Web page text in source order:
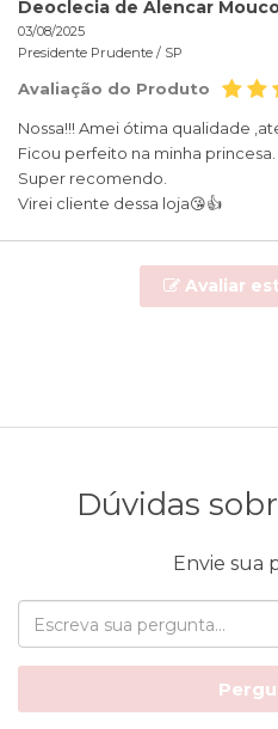
Deoclecia de Alencar
03/08/2025
Presidente Prudente / SP
Avaliação do Produto
Nossa!!! Amei ótima qualidade
Ficou perfeito na minha princesa.
Super recomendo.
Virei cliente dessa loja😘👍
Avaliar
Dúvidas
Envie sua